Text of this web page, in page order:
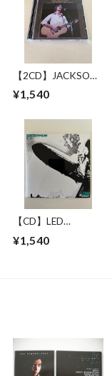
【2CD】JACKSON
BROWNE / LONG
BEACH 1978 MIKE
CASSETTES
¥1,540
【CD】LED
ZEPPELIN
¥1,540